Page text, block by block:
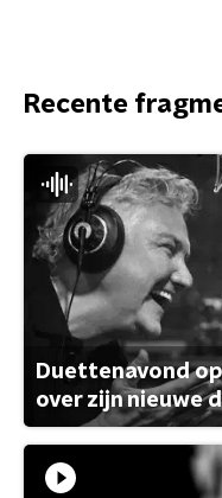
Recente
Duettenavond op
over zijn nieuwe